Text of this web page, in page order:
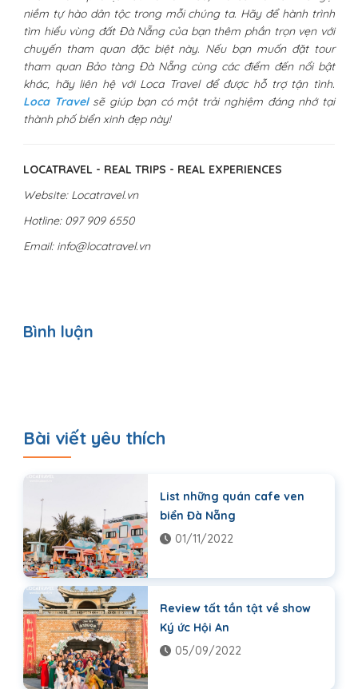
niềm tự hào dân tộc trong mỗi chúng ta. Hãy để hành trình
tìm hiểu vùng đất Đà Nẵng của bạn thêm phần trọn vẹn với
chuyến tham quan đặc biệt này. Nếu bạn muốn đặt tour
tham quan Bảo tàng Đà Nẵng cùng các điểm đến nổi bật
khác, hãy liên hệ với Loca Travel để được hỗ trợ tận tình.
Loca Travelsẽ giúp bạn có một trải nghiệm đáng nhớ tại
thành phố biển xinh đẹp này!
LOCATRAVEL - REAL TRIPS - REAL EXPERIENCES
Website: Locatravel.vn
Hotline: 097 909 6550
Email: info@locatravel.vn
Bình luận
Bài viết yêu thích
List những quán cafe ven
biển Đà Nẵng
01/11/2022
Review tất tần tật về show
Ký ức Hội An
05/09/2022